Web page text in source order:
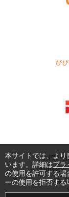
び
お問い合
利用規約
Copyright ©
本サイトでは、より
います。詳細はプラ
の使用を許可する場
ーの使用を拒否する